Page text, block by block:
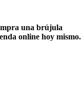
una brújula
online hoy mismo.